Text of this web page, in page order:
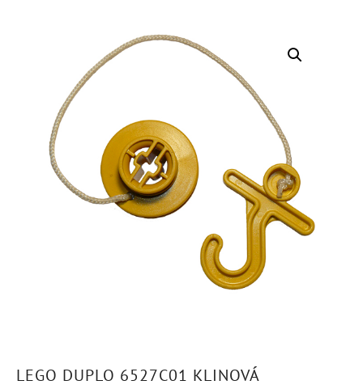
LEGO DUPLO 6527C01 KLINOVÁ